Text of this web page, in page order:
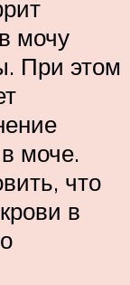
мочу
При этом
моче.
что
в